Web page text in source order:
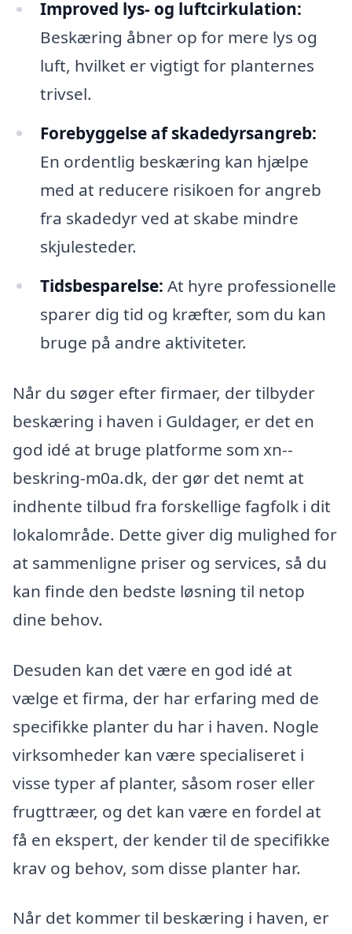
Improved lys- og luftcirkulation:
Beskæring åbner op for mere lys og
luft, hvilket er vigtigt for planternes
trivsel.
Forebyggelse af skadedyrsangreb:
En ordentlig beskæring kan hjælpe
med at reducere risikoen for angreb
fra skadedyr ved at skabe mindre
skjulesteder.
Tidsbesparelse: At hyre professionelle
sparer dig tid og kræfter, som du kan
bruge på andre aktiviteter.
Når du søger efter firmaer, der tilbyder
beskæring i haven i Guldager, er det en
god idé at bruge platforme som xn--
beskring-m0a.dk, der gør det nemt at
indhente tilbud fra forskellige fagfolk i dit
lokalområde. Dette giver dig mulighed for
at sammenligne priser og services, så du
kan finde den bedste løsning til netop
dine behov.
Desuden kan det være en god idé at
vælge et firma, der har erfaring med de
specifikke planter du har i haven. Nogle
virksomheder kan være specialiseret i
visse typer af planter, såsom roser eller
frugttræer, og det kan være en fordel at
få en ekspert, der kender til de specifikke
krav og behov, som disse planter har.
Når det kommer til beskæring i haven, er